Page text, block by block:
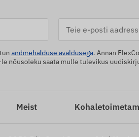
andmehalduse avaldusega. Annan
nõusoleku saata mulle tulevikus
Meist